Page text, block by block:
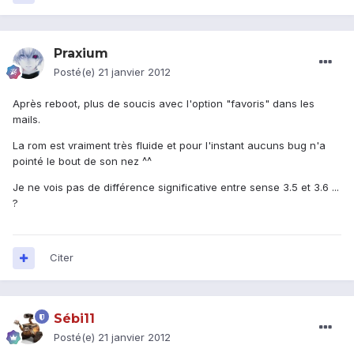
Praxium
Posté(e) 21 janvier 2012
Après reboot, plus de soucis avec l'option "favoris" dans les
mails.
La rom est vraiment très fluide et pour l'instant aucuns bug n'a
pointé le bout de son nez ^^
Je ne vois pas de différence significative entre sense 3.5 et 3.6 ...
?
Citer
Sébi11
Posté(e) 21 janvier 2012